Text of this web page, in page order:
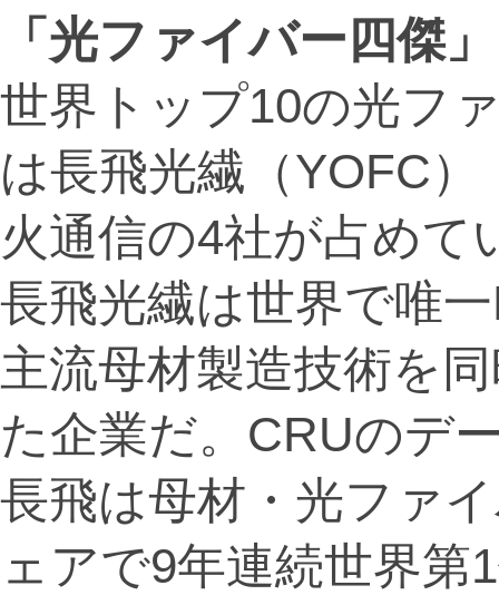
「光ファイバー四傑
世界トップ10の光フ
は長飛光繊（YOFC
火通信の4社が占めて
長飛光繊は世界で唯
主流母材製造技術を
た企業だ。CRUのデ
長飛は母材・光ファ
ェアで9年連続世界第